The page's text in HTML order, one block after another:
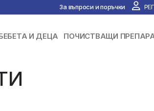
За въпроси и поръчки
ПОЧИСТВАЩИ
И ДЕЦА